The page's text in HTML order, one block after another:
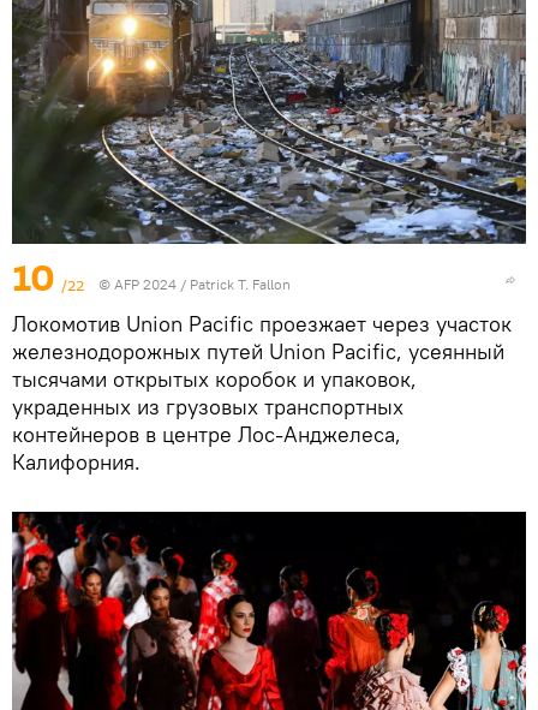
10 /22 © AFP 2024 / Patrick T. Fallon
Локомотив Union Pacific проезжает через участок
железнодорожных путей Union Pacific, усеянный
тысячами открытых коробок и упаковок,
украденных из грузовых транспортных
контейнеров в центре Лос-Анджелеса,
Калифорния.